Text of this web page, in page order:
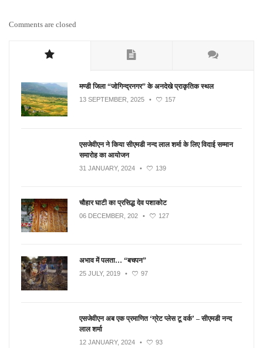
Comments are closed
मण्डी जिला “जोगिन्द्रनगर” के अनदेखे प्राकृतिक स्थल
13 SEPTEMBER, 2025 • 157
एसजेवीएन ने किया सीएमडी नन्‍द लाल शर्मा के लिए विदाई सम्मान
समारोह का आयोजन
31 JANUARY, 2024 • 139
चौहार घाटी का प्रसिद्ध देव पशाकोट
06 DECEMBER, 202 • 127
अभाव में पलता… “बचपन”
25 JULY, 2019 • 97
एसजेवीएन अब एक प्रमाणित ‘ग्रेट प्लेस टू वर्क’ – सीएमडी नन्द
लाल शर्मा
12 JANUARY, 2024 • 93